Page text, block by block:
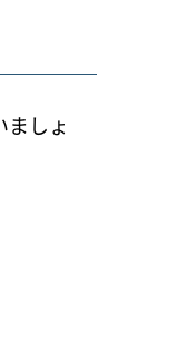
しょ